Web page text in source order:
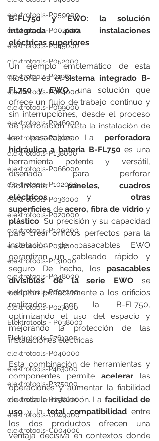
elektrotools-P059000
elektrotools-P002000
elektrotools-P045000
elektrotools-P052000
elektrotools-P01961
elektrotools-P064000
elektrotools-P099000
elektrotools-P046000
elektrotools-P030000
elektrotools-P138000
elektrotools-P066000
elektrotools-P102000
elektrotools-P036000
elektrotools-P020000
elektrotools-P100000
elektrotools-P035000
elektrotools-P131000
elektrotools-P048000
elektrotools-P092000
elektrotools-P027000
Elektrotools - P038000
Elektrotools-P761000
elektrotools-P040000
elektrotools-P463000
elektrotools-P375000
elektrotools-P098000
elektrotools-C049000
elektrotools-C004000
B-FL750 y EWO: la solución
integrada para instalaciones
eléctricas superiores
Un ejemplo emblemático de esta
filosofía es el sistema integrado B-
FL750 y EWO, una solución que
ofrece un flujo de trabajo continuo y
sin interrupciones, desde el proceso
de perforación hasta la instalación de
los pasacables. La perforadora
hidráulica a batería B-FL750 es una
herramienta potente y versátil,
diseñada para perforar
fácilmente paneles, cuadros
eléctricos y otras
superficies de acero, fibra de vidrio
plástico. Su precisión y su capacidad
para crear orificios perfectos para la
instalación de pasacables EWO
garantizan un cableado rápido y
seguro. De hecho, los pasacables
divisibles de la serie EWO se
adaptan perfectamente a los orificios
realizados por la B-FL750,
optimizando el uso del espacio y
mejorando la protección de las
instalaciones eléctricas.
Esta combinación de herramientas y
componentes permite acelerar las
operaciones y aumentar la fiabilidad
de toda la instalación. La facilidad de
uso y la total compatibilidad entre
los dos productos ofrecen una
ventaja decisiva en contextos donde